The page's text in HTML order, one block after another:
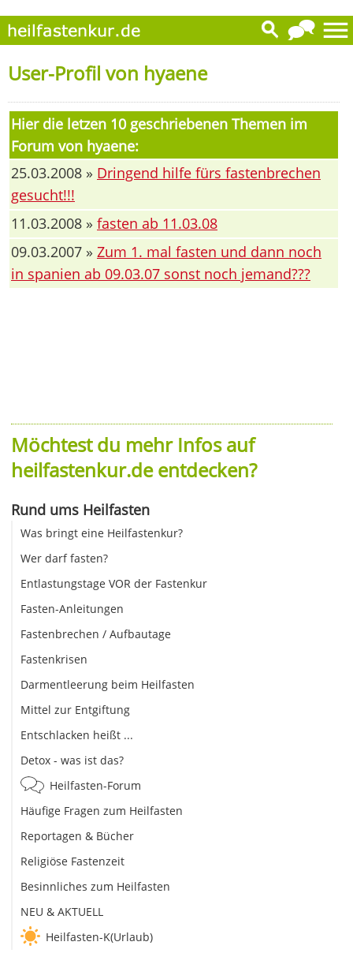
User-Profil von hyaene
Hier die letzen 10 geschriebenen Themen im
Forum von hyaene:
25.03.2008 » Dringend hilfe fürs fastenbrechen
gesucht!!!
11.03.2008 » fasten ab 11.03.08
09.03.2007 » Zum 1. mal fasten und dann noch
in spanien ab 09.03.07 sonst noch jemand???
Möchtest du mehr Infos auf
heilfastenkur.de entdecken?
Rund ums Heilfasten
Was bringt eine Heilfastenkur?
Wer darf fasten?
Entlastungstage VOR der Fastenkur
Fasten-Anleitungen
Fastenbrechen / Aufbautage
Fastenkrisen
Darmentleerung beim Heilfasten
Mittel zur Entgiftung
Entschlacken heißt ...
Detox - was ist das?
Heilfasten-Forum
Häufige Fragen zum Heilfasten
Reportagen & Bücher
Religiöse Fastenzeit
Besinnliches zum Heilfasten
NEU & AKTUELL
Heilfasten-K(Urlaub)